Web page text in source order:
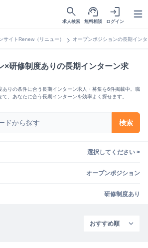
search
求人検索
support_agent
無料相談
login
ログイン
サイトRenew（リニュー） chevron_right オープンポジションの長期イン
×研修制度ありの長期インターン求
ありの条件に合う長期インターン求人・募集を6件掲載中。職
、あなたに合う長期インターンを効率よく探せます。
検索
選択してください >
オープンポジション
研修制度あり